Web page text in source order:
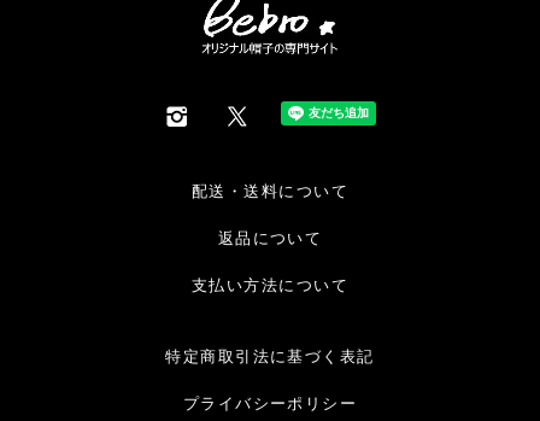
配送・送料について
返品について
支払い方法について
特定商取引法に基づく表記
プライバシーポリシー